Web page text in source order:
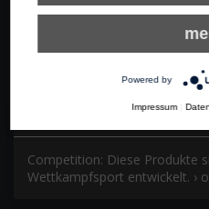
In den
Competition: Diese Produkte
Wettkampfsport entwickelt. ›
Powered by
Impressum